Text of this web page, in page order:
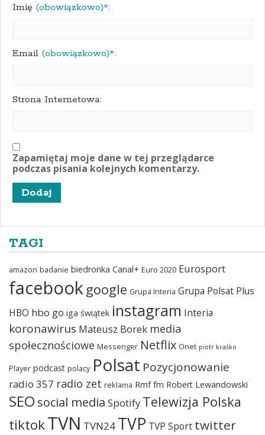
Imię (obowiązkowo)*:
Email (obowiązkowo)*:
Strona Internetowa:
Zapamiętaj moje dane w tej przeglądarce
podczas pisania kolejnych komentarzy.
TAGI
amazon badanie biedronka Canal+ Euro 2020 Eurosport
facebook google Grupa Interia Grupa Polsat Plus
HBO hbo go iga świątek instagram Interia
koronawirus Mateusz Borek media
społecznościowe Messenger Netflix Onet piotr kraśko
Player podcast polacy Polsat Pozycjonowanie
radio 357 radio zet reklama Rmf fm Robert Lewandowski
SEO social media Spotify Telewizja Polska
tiktokTVN TVN24 TVP TVP Sport twitter